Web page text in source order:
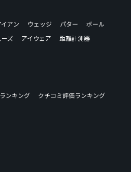
イアン ウェッジ パター
ボール
ーズ アイウェア
距離計測器
ンキング
クチコミ評価ランキング